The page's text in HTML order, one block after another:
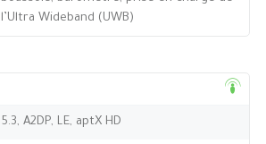
l’Ultra Wideband (UWB)
5.3, A2DP, LE, aptX HD